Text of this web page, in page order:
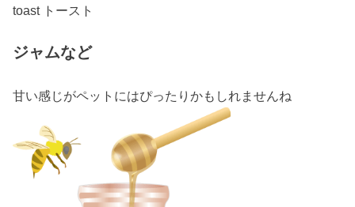
toast トースト
ジャムなど
甘い感じがペットにはぴったりかもしれませんね